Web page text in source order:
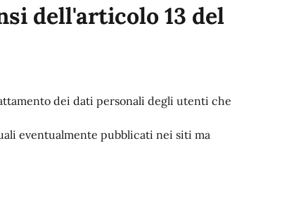
dell'articolo 13 del
dei dati personali degli utenti che
eventualmente pubblicati nei siti ma